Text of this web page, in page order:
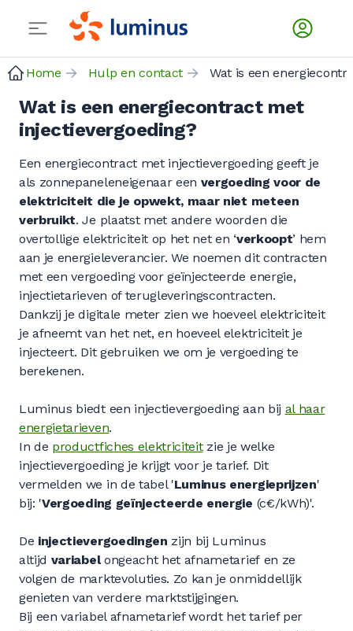
Home Hulp en contact
Wat is een energiecontract met
injectievergoeding?
Een energiecontract met injectievergoeding geeft je
als zonnepaneleneigenaar een vergoeding voor de
elektriciteit die je opwekt, maar niet meteen
verbruikt. Je plaatst met andere woorden die
overtollige elektriciteit op het net en ‘verkoopt’ hem
aan je energieleverancier. We noemen dit contracten
met een vergoeding voor geïnjecteerde energie,
injectietarieven of terugleveringscontracten.
Dankzij je digitale meter zien we hoeveel elektriciteit
je afneemt van het net, en hoeveel elektriciteit je
injecteert. Dit gebruiken we om je vergoeding te
berekenen.
Luminus biedt een injectievergoeding aan bij al haar
energietarieven.
In de productfiches elektriciteitzie je welke
injectievergoeding je krijgt voor je tarief. Dit
vermelden we in de tabel 'Luminus energieprijzen'
bij: 'Vergoeding geïnjecteerde energie (c€/kWh)'.
De injectievergoedingen zijn bij Luminus
altijd variabelongeacht het afnametarief en ze
volgen de marktevoluties. Zo kan je onmiddellijk
genieten van verdere marktstijgingen.
Bij een variabel afnametarief wordt het tarief per